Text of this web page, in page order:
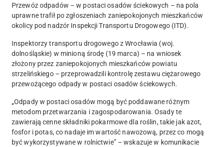
Przewóz odpadów – w postaci osadów ściekowych – na pola
uprawne trafił po zgłoszeniach zaniepokojonych mieszkańców
okolicy pod nadzór Inspekcji Transportu Drogowego (ITD).
Inspektorzy transportu drogowego z Wrocławia (woj.
dolnośląskie) w minioną środę (19 marca) – na wniosek
złożony przez zaniepokojonych mieszkańców powiatu
strzelińskiego– przeprowadzili kontrolę zestawu ciężarowego
przewożącego odpady w postaci osadów ściekowych.
„Odpady w postaci osadów mogą być poddawane różnym
metodom przetwarzania i zagospodarowania.Osady te
zawierają cenne składniki pokarmowe dla roślin, takie jak azot,
fosfor i potas, co nadaje im wartość nawozową, przez co mogą
być wykorzystywane w rolnictwie” – wskazuje w komunikacie